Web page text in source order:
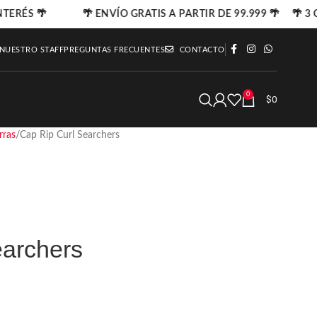
STAFFPREGUNTAS FRECUENTES CONTACTO
0 $0
Cap Rip Curl Searchers
🌴 🌴 ENVÍO GRATIS A PARTIR DE 99.999 🌴 🌴 3